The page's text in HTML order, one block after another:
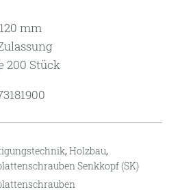
mm
200 Stück
,Holzbau,
Senkkopf (SK)